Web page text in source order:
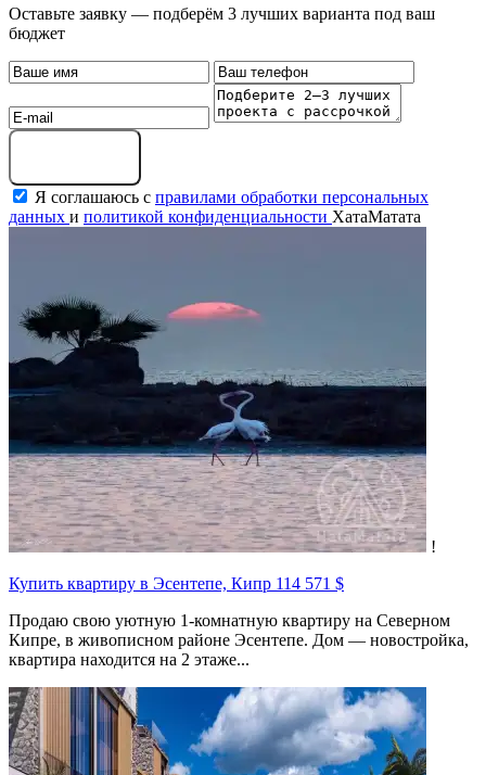
Оставьте заявку — подберём 3 лучших варианта под ваш
бюджет
Я соглашаюсь с правилами обработки персональных
данных и политикой конфиденциальности ХатаМатата
!
Купить квартиру в Эсентепе, Кипр 114 571 $
Продаю свою уютную 1-комнатную квартиру на Северном
Кипре, в живописном районе Эсентепе. Дом — новостройка,
квартира находится на 2 этаже...